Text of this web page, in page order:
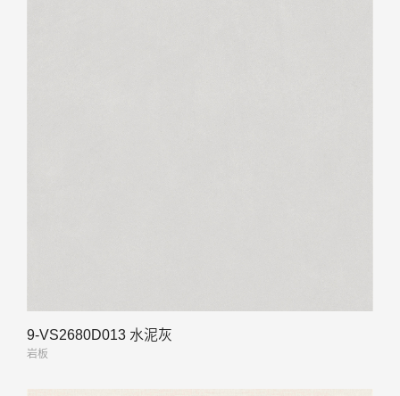
9-VS2680D013 水泥灰
岩板